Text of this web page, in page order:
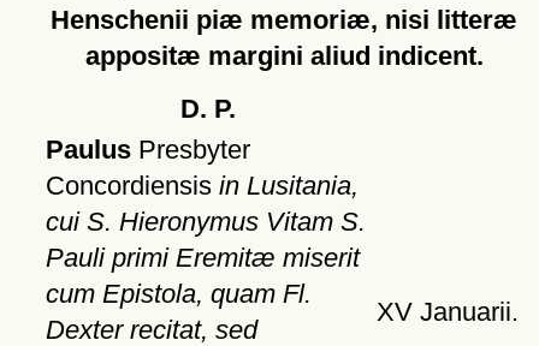
Henschenii piæ memoriæ, nisi litteræ
appositæ margini aliud indicent.
D. P.
PaulusPresbyter
Concordiensis in Lusitania,
cui S. Hieronymus Vitam S.
Pauli primi Eremitæ miserit
cum Epistola, quam Fl.
Dexter recitat, sed
XV Januarii.